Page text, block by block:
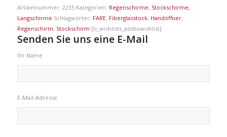
Artikelnummer: 2235 Kategorien: Regenschirme, Stockschirme,
Langschirme Schlagwörter: FARE, Fiberglasstock, Handöffner,
Regenschirm, Stockschirm [ti_wishlists_addtowishlist]
Senden Sie uns eine E-Mail
Ihr Name
E-Mail-Adresse